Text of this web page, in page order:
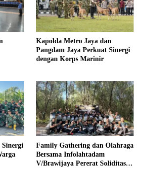
Kapolda Metro Jaya dan
Pangdam Jaya Perkuat Sinergi
dengan Korps Marinir
Family Gathering dan Olahraga
Bersama Infolahtadam
V/Brawijaya Pererat Soliditas